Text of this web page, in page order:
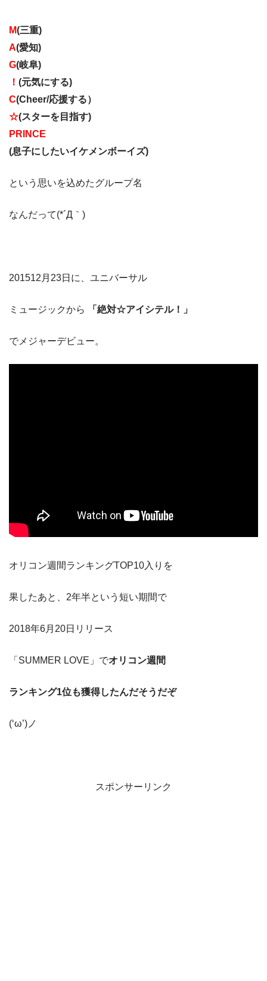
M(三重)
A(愛知)
G(岐阜)
！ (元気にする)
C(Cheer/応援する）
☆(スターを目指す)
PRINCE
(息子にしたいイケメンボーイズ)
という思いを込めたグループ名
なんだって(*´Д｀)
201512月23日に、ユニバーサル
ミュージックから 「絶対☆アイシテル！」
でメジャーデビュー。
オリコン週間ランキングTOP10入りを
果したあと、2年半という短い期間で
2018年6月20日リリース
「SUMMER LOVE」でオリコン週間
ランキング1位も獲得したんだそうだぞ
(‘ω’)ノ
スポンサーリンク